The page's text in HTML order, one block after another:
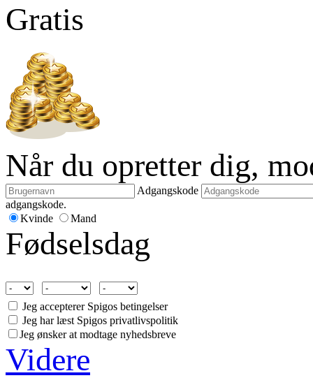
Gratis
Når du opretter dig,
Adgangskode
adgangskode.
Kvinde
Mand
Fødselsdag
Jeg accepterer Spigos betingelser
Jeg har læst Spigos privatlivspolitik
Jeg ønsker at modtage nyhedsbreve
Videre